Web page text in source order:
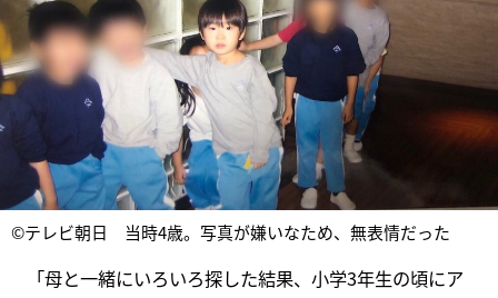
©テレビ朝日 当時4歳。写真が嫌いなため、無表情だった
「母と一緒にいろいろ探した結果、小学3年生の頃にア